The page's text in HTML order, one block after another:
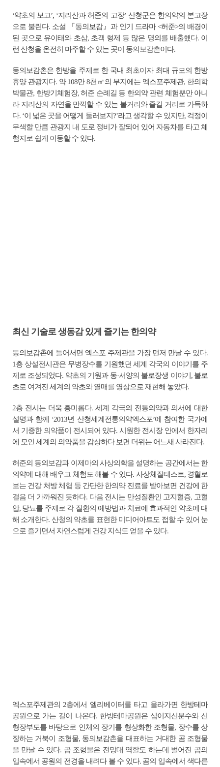
‘약초의 보고’, ‘지리산과 허준의 고장’ 산청군은 한의약의 본고장
으로 불린다. 소설 『동의보감』과 인기 드라마 <허준>의 배경이
된 곳으로 유이태와 초삼, 초객 형제 등 많은 명의를 배출했다. 이
런 산청을 온전히 마주할 수 있는 곳이 동의보감촌이다.
동의보감촌은 한방을 주제로 한 국내 최초이자 최대 규모의 한방
휴양 관광지다. 약 108만 8천㎡의 부지에는 엑스포주제관, 한의학
박물관, 한방기체험장, 허준 순례길 등 한의약 관련 체험뿐만 아니
라 지리산의 자연을 만끽할 수 있는 볼거리와 즐길 거리로 가득하
다. ‘이 넓은 곳을 어떻게 둘러보지?’라고 생각할 수 있지만, 걱정이
무색할 만큼 관광지 내 도로 정비가 잘되어 있어 자동차를 타고 체
험지로 쉽게 이동할 수 있다.
최신 기술로 생동감 있게 즐기는 한의약
동의보감촌에 들어서면 엑스포 주제관을 가장 먼저 만날 수 있다.
1층 상설전시관은 무병장수를 기원했던 세계 각국의 이야기를 주
제로 조성되었다. 약초의 기원과 동·서양의 불로장생 이야기, 불로
초로 여겨진 세계의 약초와 열매를 영상으로 재현해 놓았다.
2층 전시는 더욱 흥미롭다. 세계 각국의 전통의약과 의서에 대한
설명과 함께 ‘2013년 산청세계전통의약엑스포’에 참여한 국가에
서 기증한 의약품이 전시되어 있다. 시원한 전시장 안에서 한자리
에 모인 세계의 의약품을 감상하다 보면 더위는 어느새 사라진다.
허준의 동의보감과 이제마의 사상의학을 설명하는 공간에서는 한
의약에 대해 배우고 체험도 해볼 수 있다. 사상체질테스트, 경혈로
보는 건강 처방 체험 등 간단한 한의약 진료를 받아보면 건강에 한
걸음 더 가까워진 듯하다. 다음 전시는 만성질환인 고지혈증, 고혈
압, 당뇨를 주제로 각 질환의 예방법과 치료에 효과적인 약초에 대
해 소개한다. 산청의 약초를 표현한 미디어아트도 접할 수 있어 눈
으로 즐기면서 자연스럽게 건강 지식도 얻을 수 있다.
엑스포주제관의 2층에서 엘리베이터를 타고 올라가면 한방테마
공원으로 가는 길이 나온다. 한방테마공원은 십이지신분수와 신
형장부도를 바탕으로 인체의 장기를 형상화한 조형물, 장수를 상
징하는 거북이 조형물, 동의보감촌을 대표하는 거대한 곰 조형물
을 만날 수 있다. 곰 조형물은 전망대 역할도 하는데 벌어진 곰의
입속에서 공원의 전경을 내려다 볼 수 있다. 곰의 입속에서 색다른